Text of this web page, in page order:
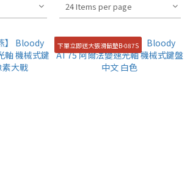
24 Items per page
下單立即送大張滑鼠墊B-087S